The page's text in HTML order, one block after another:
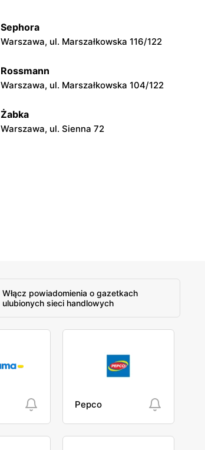
OBI
Sobieskiego 6a
Czeladź, ul. Będzińska 80
Sephora
Warszawa, ul. Marszałkowska 116/122
Rossmann
Warszawa, ul. Marszałkowska 104/122
Żabka
Warszawa, ul. Sienna 72
Włącz powiadomienia o gazetkach
ulubionych sieci handlowych
Pepco